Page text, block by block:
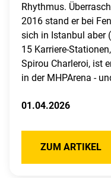
Rhythmus.
2016 stand er bei
sich in Istanbul aber
15 Karriere-
Spirou Charleroi, ist
in der MHPArena -
01.04.2026
ZUM ARTIKEL